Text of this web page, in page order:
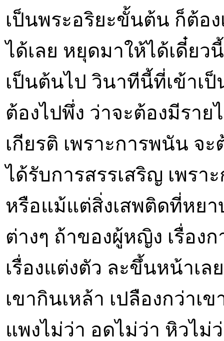
เป็นพระอริยะขั้นต้น ก็ต้อ
ได้เลย หยุดมาให้ได้เดี๋ย
เป็นต้นไป วินาทีนี้ที่เข้าเ
ต้องไปพึ่ง ว่าจะต้องมีรา
เกียรติ เพราะการพนัน จ
ได้รับการสรรเสริญ เพรา
หรือแม้แต่สิ่งเสพติดที่หยา
ต่างๆ ถ้าของผู้หญิง เรื่อง
เรื่องแต่งตัว ละขึ้นหน้าเล
เขากินเหล้า เปลืองกว่าเ
แพงไม่ว่า อดไม่ว่า หิวไม่